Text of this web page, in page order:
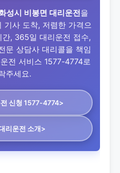
성시 비봉면 대리운전을
기사 도착, 저렴한 가격으
, 365일 대리운전 접수,
문 상담사 대리콜을 책임
전 서비스 1577-4774로
주세요.
신청 1577-4774>
리운전 소개>